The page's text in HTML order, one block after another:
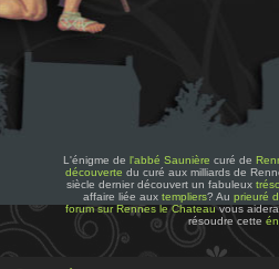
L'énigme de l'abbé Saunière curé de
découverte du curé aux milliards de
siècle dernier découvert un fabuleux
affaire liée aux templiers? Au prieuré
forum sur Rennes le Chateauvous
résoudre cette